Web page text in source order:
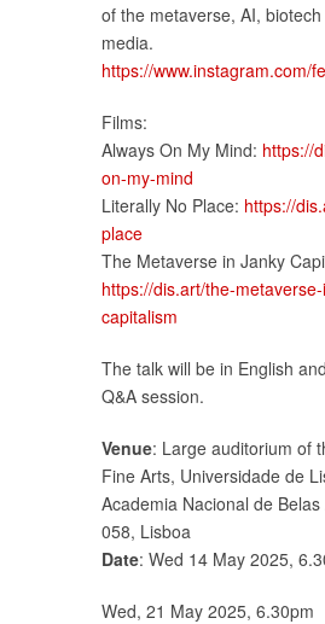
of the metaverse, AI,
media.
https://www.instagram.com/
Films:
Always On My Mind: https://
on-my-mind
Literally No Place: https://
place
The Metaverse in Janky
https://dis.art/the-
capitalism
The talk will be in English
Q&A session.
Venue: Large auditorium of
Fine Arts, Universidade de
Academia Nacional de
058, Lisboa
Date: Wed 14 May 2025,
Wed, 21 May 2025, 6.30pm